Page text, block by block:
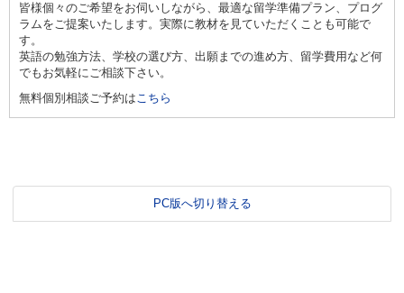
皆様個々のご希望をお伺いしながら、最適な留学準備プラン、プログ
ラムをご提案いたします。実際に教材を見ていただくことも可能で
す。
英語の勉強方法、学校の選び方、出願までの進め方、留学費用など何
でもお気軽にご相談下さい。
無料個別相談ご予約はこちら
PC版へ切り替える